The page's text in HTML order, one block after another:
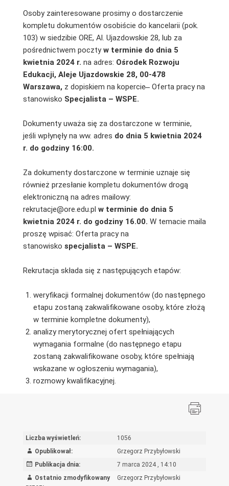
Osoby zainteresowane prosimy o dostarczenie
kompletu dokumentów osobiście do kancelarii (pok.
103) w siedzibie ORE, Al. Ujazdowskie 28, lub za
pośrednictwem pocztyw terminie do dnia 5
kwietnia 2024 r. na adres: Ośrodek Rozwoju
Edukacji, Aleje Ujazdowskie 28, 00-478
Warszawa, z dopiskiem na kopercie ̶ Oferta pracy na
stanowisko Specjalista – WSPE.
Dokumenty uważa się za dostarczone w terminie,
jeśli wpłynęły na ww. adres do dnia 5 kwietnia 2024
r. do godziny 16:00.
Za dokumenty dostarczone w terminie uznaje się
również przesłanie kompletu dokumentów drogą
elektroniczną na adres mailowy:
rekrutacje@ore.edu.pl w terminie do dnia 5
kwietnia 2024 r. do godziny 16.00. W temacie maila
proszę wpisać: Oferta pracy na
stanowisko specjalista – WSPE.
Rekrutacja składa się z następujących etapów:
weryfikacji formalnej dokumentów (do następnego
etapu zostaną zakwalifikowane osoby, które złożą
w terminie kompletne dokumenty),
analizy merytorycznej ofert spełniających
wymagania formalne (do następnego etapu
zostaną zakwalifikowane osoby, które spełniają
wskazane w ogłoszeniu wymagania),
rozmowy kwalifikacyjnej.
Liczba wyświetleń:
1056
Opublikował:
Grzegorz Przybyłowski
Publikacja dnia:
7 marca 2024 , 14:10
Ostatnio zmodyfikowany
Grzegorz Przybyłowski